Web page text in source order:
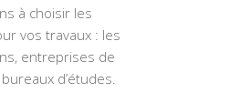
à choisir les
vos travaux : les
entreprises de
d’études.